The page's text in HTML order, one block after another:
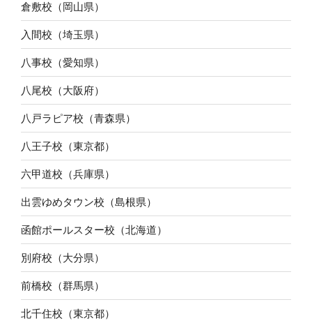
倉敷校（岡山県）
入間校（埼玉県）
八事校（愛知県）
八尾校（大阪府）
八戸ラピア校（青森県）
八王子校（東京都）
六甲道校（兵庫県）
出雲ゆめタウン校（島根県）
函館ポールスター校（北海道）
別府校（大分県）
前橋校（群馬県）
北千住校（東京都）